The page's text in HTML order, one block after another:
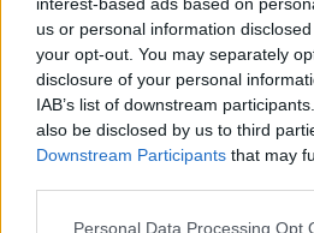
us or personal information
your opt-out. You may separately
disclosure of your personal
IAB’s list of downstream
also be disclosed by us to third
Downstream Participants that may
Please note that this website/app
Personal Data Processing Opt
rimpianti
Alcuni consigli ed esempi su frasi
una relazione: dal tradimento al
adatta a tutte le situazioni.